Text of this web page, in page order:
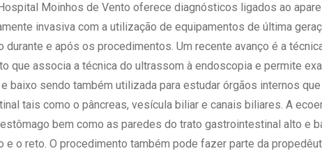
Quem Somos
Responsabilidade Ambiental
Responsabilidade Social
Saúde Digital Moinhos
Moinhos de Vento oferece diagnósticos ligados ao
invasiva com a utilização de equipamentos de última
durante e após os procedimentos. Um recente avanço é a
que associa a técnica do ultrassom à endoscopia e permite
baixo sendo também utilizada para estudar órgãos internos
tais como o pâncreas, vesícula biliar e canais biliares. A
bem como as paredes do trato gastrointestinal alto e
e o reto. O procedimento também pode fazer parte da